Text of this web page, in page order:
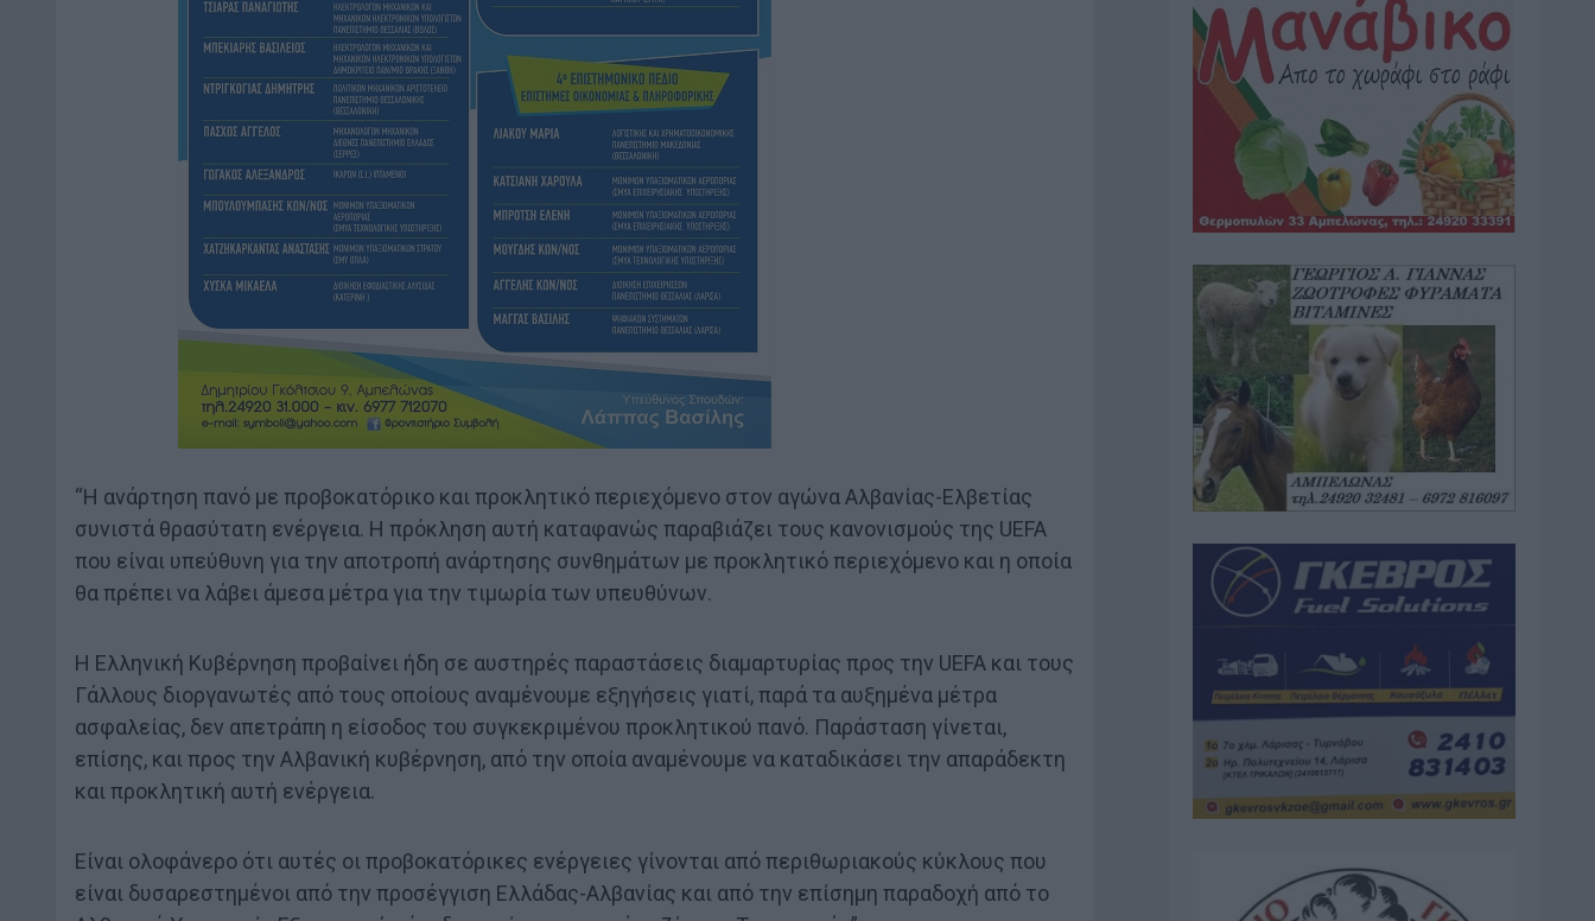
“H ανάρτηση πανό με προβοκατόρικο και προκλητικό περιεχόμενο στον αγώνα Αλβανίας-Ελβετίας
συνιστά θρασύτατη ενέργεια. Η πρόκληση αυτή καταφανώς παραβιάζει τους κανονισμούς της UEFA
που είναι υπεύθυνη για την αποτροπή ανάρτησης συνθημάτων με προκλητικό περιεχόμενο και η οποία
θα πρέπει να λάβει άμεσα μέτρα για την τιμωρία των υπευθύνων.
Η Ελληνική Κυβέρνηση προβαίνει ήδη σε αυστηρές παραστάσεις διαμαρτυρίας προς την UEFA και τους
Γάλλους διοργανωτές από τους οποίους αναμένουμε εξηγήσεις γιατί, παρά τα αυξημένα μέτρα
ασφαλείας, δεν απετράπη η είσοδος του συγκεκριμένου προκλητικού πανό. Παράσταση γίνεται,
επίσης, και προς την Αλβανική κυβέρνηση, από την οποία αναμένουμε να καταδικάσει την απαράδεκτη
και προκλητική αυτή ενέργεια.
Είναι ολοφάνερο ότι αυτές οι προβοκατόρικες ενέργειες γίνονται από περιθωριακούς κύκλους που
είναι δυσαρεστημένοι από την προσέγγιση Ελλάδας-Αλβανίας και από την επίσημη παραδοχή από το